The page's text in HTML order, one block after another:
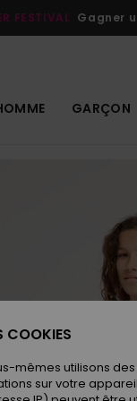
FESTIVAL Gagner
GARÇON
COOKIES
mêmes utilisons
sur votre